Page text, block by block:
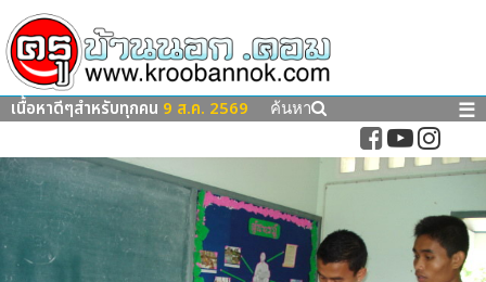
เนื้อหาดีๆสำหรับทุกคน 9 ส.ค. 2569 ค้นหา ☰